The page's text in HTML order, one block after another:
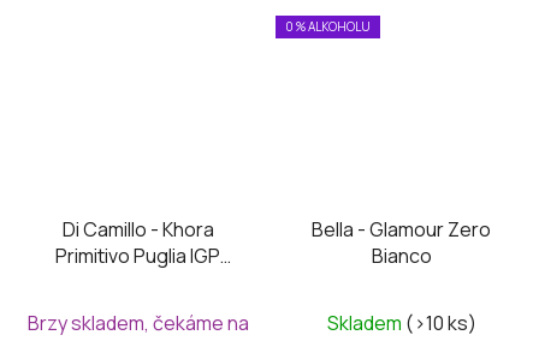
Di Camillo - Khora
Primitivo Puglia IGP
Brzy skladem, čekáme na
0 % ALKOHOLU
Bella - Glamour Zero
Bianco
Skladem (>10 ks)